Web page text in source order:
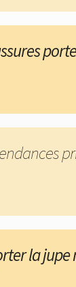
la jupe